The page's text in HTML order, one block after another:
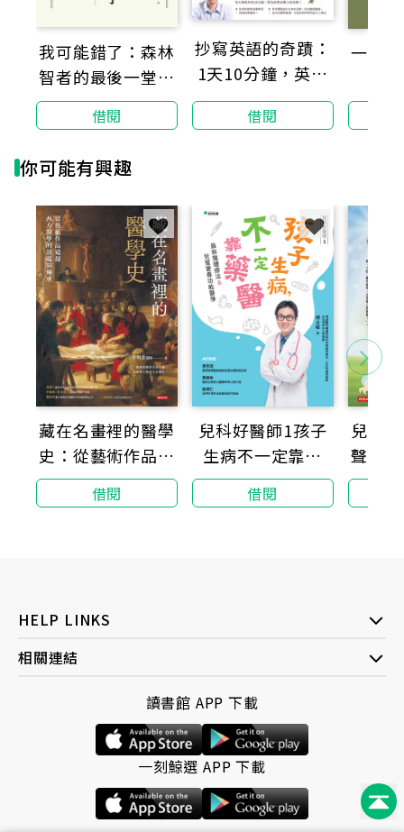
身為擁有四個小孩的暢銷科普作家艾比蓋爾‧塔克，試
圖結合最新的科學研究與自身經歷，去理解這些或好或
壞的面向是如何產生的。
然後，繼續往前邁進。
「一本引人入勝的書……她以自己的經歷，包括緊急剖
Street Journal
「塔克以絕佳的寫作能力處理如此複雜的議題，替媽媽
們帶來新的思考角度。」--The Washington Post
「為了尋找人類如何完成『為人母』這項可怕又古老的
任務，塔克爬上了充滿不確定的科學之山，卻在離家更
近的地方得到答案。」--New York Times Book
Review
「充滿熱情的書，帶領讀者一頭鑽進古怪卻令人著迷的
母性世界。」--Discover Magazine
「塔克以聰明、多采多姿和溫暖的文字，記錄了女性成
為母親時所面臨的複雜挑戰。」--Booklist
我可能錯了：森林
智者的最後一堂人
生課
借閱
抄寫英語的奇蹟：
1天10分鐘，英語
和人生都起飛
借閱
一夜
你可能有興趣
藏在名畫裡的醫學
史：從藝術作品窺
探西方醫學的演進
與傳承
借閱
兒科好醫師1孩子
生病不一定靠藥
醫：最新整體療法
＆.兒童營養功能醫
借閱
兒童
聲翅
HELP LINKS
相關連結
讀書館 APP 下載
一刻鯨選 APP 下載